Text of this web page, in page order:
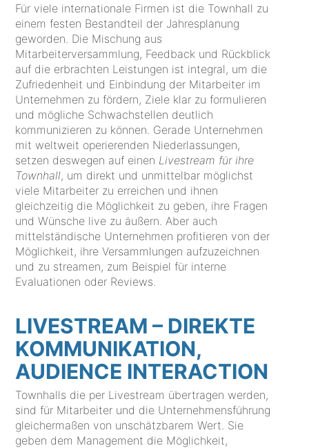
Für viele internationale Firmen ist die Townhall zu
einem festen Bestandteil der Jahresplanung
geworden. Die Mischung aus
Mitarbeiterversammlung, Feedback und Rückblick
auf die erbrachten Leistungen ist integral, um die
Zufriedenheit und Einbindung der Mitarbeiter im
Unternehmen zu fördern, Ziele klar zu formulieren
und mögliche Schwachstellen deutlich
kommunizieren zu können. Gerade Unternehmen
mit weltweit operierenden Niederlassungen,
setzen deswegen auf einen Livestream für ihre
Townhall, um direkt und unmittelbar möglichst
viele Mitarbeiter zu erreichen und ihnen
gleichzeitig die Möglichkeit zu geben, ihre Fragen
und Wünsche live zu äußern. Aber auch
mittelständische Unternehmen profitieren von der
Möglichkeit, ihre Versammlungen aufzuzeichnen
und zu streamen, zum Beispiel für interne
Evaluationen oder Reviews.
LIVESTREAM – DIREKTE
KOMMUNIKATION,
AUDIENCE INTERACTION
Townhalls die per Livestream übertragen werden,
sind für Mitarbeiter und die Unternehmensführung
gleichermaßen von unschätzbarem Wert. Sie
geben dem Management die Möglichkeit,